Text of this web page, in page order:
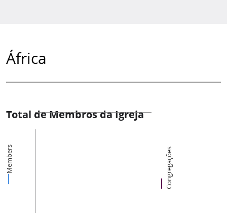
África
Total de Membros da Igreja
Members Congregações